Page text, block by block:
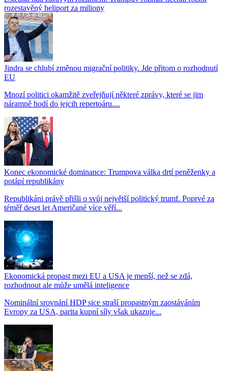
rozestavěný heliport za miliony
Jindra se chlubí změnou migrační politiky. Jde přitom o rozhodnutí
EU
Mnozí politici okamžitě zveřejňují některé zprávy, které se jim
náramně hodí do jejcih repertoáru....
Konec ekonomické dominance: Trumpova válka drtí peněženky a
potápí republikány
Republikáni právě přišli o svůj největší politický trumf. Poprvé za
téměř deset let Američané více věří...
Ekonomická propast mezi EU a USA je menší, než se zdá,
rozhodnout ale může umělá inteligence
Nominální srovnání HDP sice straší propastným zaostáváním
Evropy za USA, parita kupní síly však ukazuje...